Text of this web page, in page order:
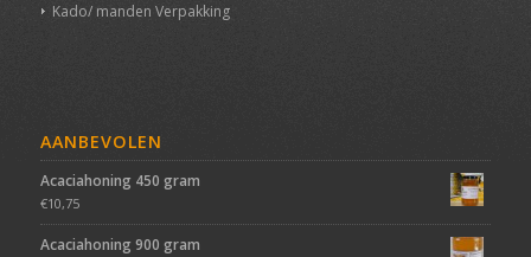
Kado/ manden Verpakking
AANBEVOLEN
Acaciahoning 450 gram
€10,75
Acaciahoning 900 gram